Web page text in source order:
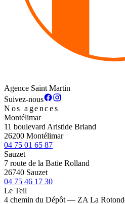
Agence Saint Martin
Suivez-nous
Nos agences
Montélimar
11 boulevard Aristide Briand
26200 Montélimar
04 75 01 65 87
Sauzet
7 route de la Batie Rolland
26740 Sauzet
04 75 46 17 30
Le Teil
4 chemin du Dépôt — ZA La